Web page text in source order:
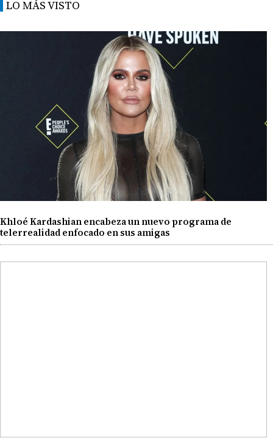
LO MÁS VISTO
Khloé Kardashian encabeza un nuevo programa de
telerrealidad enfocado en sus amigas